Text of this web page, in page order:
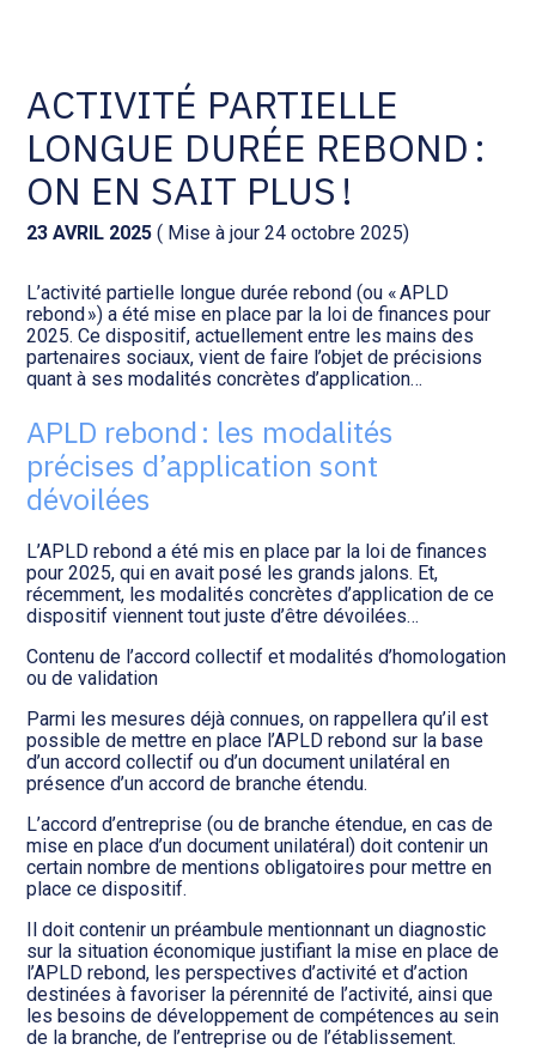
Social et ressources humaines
Assistance juridique
Audit légal
Procédures collectives
Transition numérique
Tenue de votre comptabilité :
ACD
Facturation et pilotage :
Facturation et pilotage : MEG
Analyse et tableau de bord :
Gérer vos ressources
humaines : SILAE
ACTIVITÉ PARTIELLE
LONGUE DURÉE REBOND :
ON EN SAIT PLUS !
23 AVRIL 2025 ( Mise à jour 24 octobre 2025)
L’activité partielle longue durée rebond (ou « APLD
rebond ») a été mise en place par la loi de finances pour
2025. Ce dispositif, actuellement entre les mains des
partenaires sociaux, vient de faire l’objet de précisions
quant à ses modalités concrètes d’application…
APLD rebond : les modalités
précises d’application sont
dévoilées
L’APLD rebond a été mis en place par la loi de finances
pour 2025, qui en avait posé les grands jalons. Et,
récemment, les modalités concrètes d’application de ce
dispositif viennent tout juste d’être dévoilées…
Contenu de l’accord collectif et modalités d’homologation
ou de validation
Parmi les mesures déjà connues, on rappellera qu’il est
possible de mettre en place l’APLD rebond sur la base
d’un accord collectif ou d’un document unilatéral en
présence d’un accord de branche étendu.
L’accord d’entreprise (ou de branche étendue, en cas de
mise en place d’un document unilatéral) doit contenir un
certain nombre de mentions obligatoires pour mettre en
place ce dispositif.
Il doit contenir un préambule mentionnant un diagnostic
sur la situation économique justifiant la mise en place de
l’APLD rebond, les perspectives d’activité et d’action
destinées à favoriser la pérennité de l’activité, ainsi que
les besoins de développement de compétences au sein
de la branche, de l’entreprise ou de l’établissement.